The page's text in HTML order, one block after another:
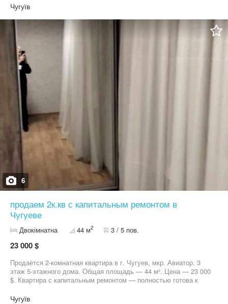
Чугуїв
6
продаем 2к.кв с капитальным ремонтом в
Чугуеве
Двокімнатна 44 м2 3 / 5 пов.
23 000 $
Продаётся 2-комнатная квартира в г. Чугуев, мкр. Авиатор. 3
этаж 5-этажного дома. Общая площадь — 44 м². Цена — 23 000
$. Квартира с капитальным ремонтом — полностью готова к
Чугуїв